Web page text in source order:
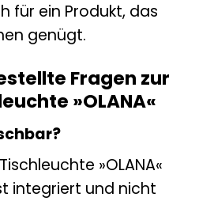
für ein Produkt, das
genügt.
Fragen zur
»OLANA«
»OLANA«
integriert und nicht